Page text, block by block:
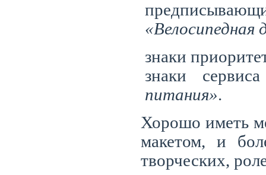
«Велосипедная
знаки
знаки
питания».
Хорошо иметь
макетом, и
творческих,